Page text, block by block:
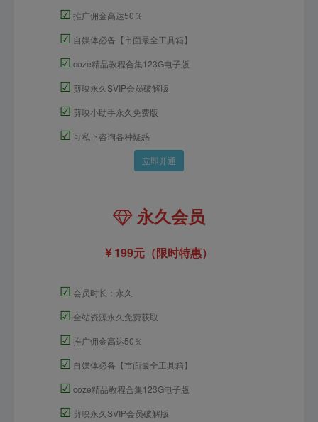
☑ 推广佣金高达50％
☑ 自媒体必备【市面最全工具箱】
☑ coze精品教程合集123G电子版
☑ 剪映永久SVIP会员破解版
☑ 剪映小助手永久免费版
☑ 可私下咨询各种疑惑
立即开通
永久会员
199元（限时特惠）
☑ 会员时长：永久
☑ 全站资源永久免费获取
☑ 推广佣金高达50％
☑ 自媒体必备【市面最全工具箱】
☑ coze精品教程合集123G电子版
☑ 剪映永久SVIP会员破解版